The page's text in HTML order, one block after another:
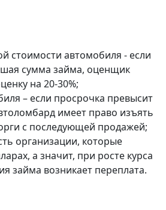
стоимости автомобиля - если
сумма займа, оценщик
на 20-30%;
– если просрочка превысит
имеет право изъять
с последующей продажей;
организации, которые
а значит, при росте курса
займа возникает переплата.